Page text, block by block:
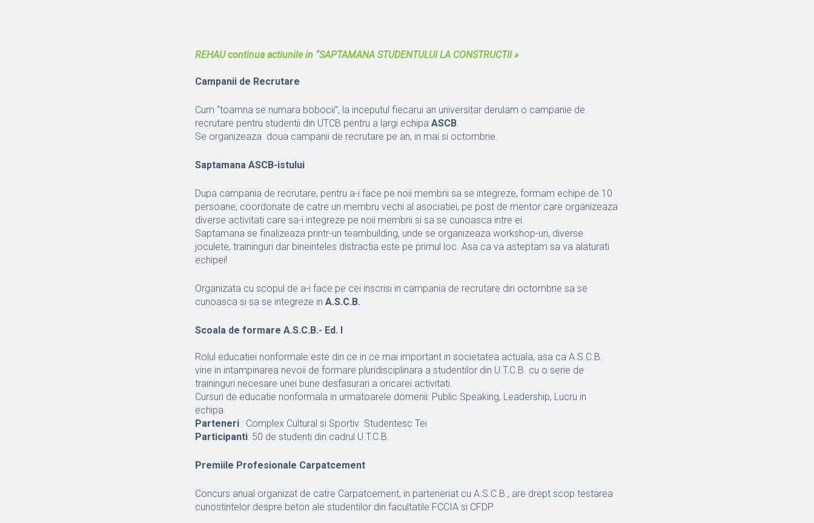
REHAU continua actiunile in “SAPTAMANA STUDENTULUI LA CONSTRUCTII »
Campanii de Recrutare
Cum “toamna se numara bobocii”, la inceputul fiecarui an universitar derulam o campanie de
recrutare pentru studentii din UTCB pentru a largi echipa ASCB.
Se organizeaza doua campanii de recrutare pe an, in mai si octombrie.
Saptamana ASCB-istului
Dupa campania de recrutare, pentru a-i face pe noii membrii sa se integreze, formam echipe de 10
persoane, coordonate de catre un membru vechi al asociatiei, pe post de mentor care organizeaza
diverse activitati care sa-i integreze pe noii membrii si sa se cunoasca intre ei.
Saptamana se finalizeaza printr-un teambuilding, unde se organizeaza workshop-uri, diverse
joculete, traininguri dar bineinteles distractia este pe primul loc. Asa ca va asteptam sa va alaturati
echipei!
Organizata cu scopul de a-i face pe cei inscrisi in campania de recrutare din octombrie sa se
cunoasca si sa se integreze in A.S.C.B.
Scoala de formare A.S.C.B.- Ed. I
Rolul educatiei nonformale este din ce in ce mai important in societatea actuala, asa ca A.S.C.B.
vine in intampinarea nevoii de formare pluridisciplinara a studentilor din U.T.C.B. cu o serie de
traininguri necesare unei bune desfasurari a oricarei activitati.
Cursuri de educatie nonformala in urmatoarele domenii: Public Speaking, Leadership, Lucru in
echipa.
Parteneri : Complex Cultural si Sportiv Studentesc Tei
Participanti: 50 de studenti din cadrul U.T.C.B.
Premiile Profesionale Carpatcement
Concurs anual organizat de catre Carpatcement, in parteneriat cu A.S.C.B., are drept scop testarea
cunostintelor despre beton ale studentilor din facultatile FCCIA si CFDP.